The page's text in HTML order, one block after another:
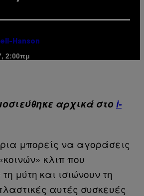
Hanson
2:00πμ
αρχικά στοi-
μπορείς να αγοράσεις
κλιπ που
μύτη και ισιώνουν τη
αυτές συσκευές